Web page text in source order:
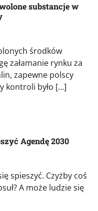
substancje w
środków
załamanie rynku za
zapewne polscy
kontroli było […]
Agendę 2030
spieszyć. Czyżby coś
A może ludzie się